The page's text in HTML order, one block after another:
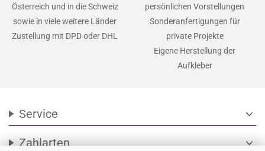
Österreich und in die Schweiz
sowie in viele weitere Länder
Zustellung mit DPD oder DHL
persönlichen Vorstellungen
Sonderanfertigungen für
private Projekte
Eigene Herstellung der
Aufkleber
Service expand_more
Zahlarten expand_more